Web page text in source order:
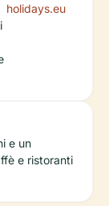
holidays.eu
e un
e ristoranti